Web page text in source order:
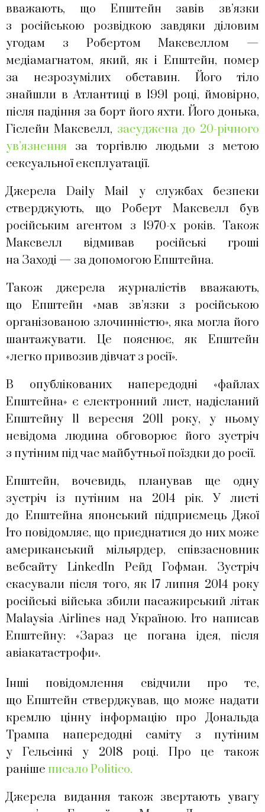
вважають, що Епштейн завів зв’язки
з російською розвідкою завдяки діловим
угодам з Робертом Максвеллом —
медіамагнатом, який, як і Епштейн, помер
за незрозумілих обставин. Його тіло
знайшли в Атлантиці в 1991 році, ймовірно,
після падіння за борт його яхти. Його донька,
Гіслейн Максвелл, засуджена до 20-річного
ув’язнення за торгівлю людьми з метою
сексуальної експлуатації.
Джерела Daily Mail у службах безпеки
стверджують, що Роберт Максвелл був
російським агентом з 1970-х років. Також
Максвелл відмивав російські гроші
на Заході — за допомогою Епштейна.
Також джерела журналістів вважають,
що Епштейн «мав зв’язки з російською
організованою злочинністю», яка могла його
шантажувати. Це пояснює, як Епштейн
«легко привозив дівчат з росії».
В опублікованих напередодні «файлах
Епштейна» є електронний лист, надісланий
Епштейну 11 вересня 2011 року, у ньому
невідома людина обговорює його зустріч
з путіним під час майбутньої поїздки до росії.
Епштейн, вочевидь, планував ще одну
зустріч із путіним на 2014 рік. У листі
до Епштейна японський підприємець Джої
Іто повідомляє, що приєднатися до них може
американський мільярдер, співзасновник
вебсайту LinkedIn Рейд Гофман. Зустріч
скасували після того, як 17 липня 2014 року
російські війська збили пасажирський літак
Malaysia Airlines над Україною. Іто написав
Епштейну: «Зараз це погана ідея, після
авіакатастрофи».
Інші повідомлення свідчили про те,
що Епштейн стверджував, що може надати
кремлю цінну інформацію про Дональда
Трампа напередодні саміту з путіним
у Гельсінкі у 2018 році. Про це також
раніше писало Politico.
Джерела видання також звертають увагу